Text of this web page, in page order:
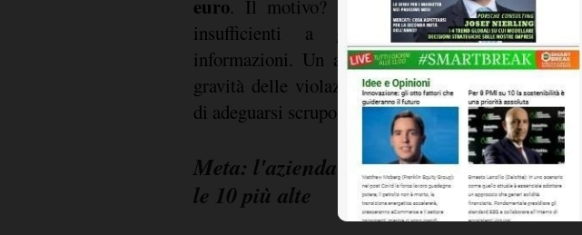
euro. Il motivo? Misure tecniche e organizzative
insufficienti a garantire la sicurezza delle
informazioni. Un ammontare che fa riflettere sulla
gravità delle violazioni commesse e sull'importanza
di adeguarsi scrupolosamente alla normativa.
Meta: l'azienda più sanzionata, 6 multe tra
le 10 più alte